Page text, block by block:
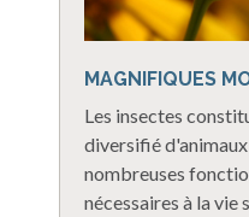
MAGNIFIQUES
Les insectes
diversifié
nombreuses
nécessaires à la vie